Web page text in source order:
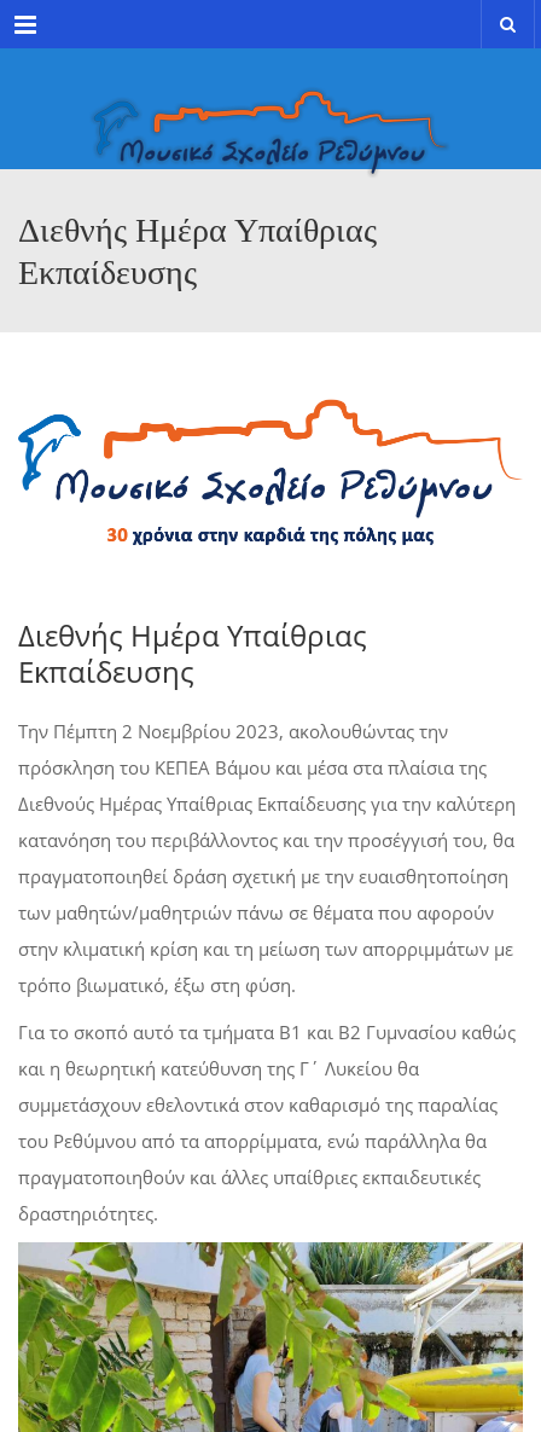
Menu
Διεθνής Ημέρα Υπαίθριας
Εκπαίδευσης
Διεθνής Ημέρα Υπαίθριας
Εκπαίδευσης
Την Πέμπτη 2 Νοεμβρίου 2023, ακολουθώντας την
πρόσκληση του ΚΕΠΕΑ Βάμου και μέσα στα πλαίσια της
Διεθνούς Ημέρας Υπαίθριας Εκπαίδευσης για την καλύτερη
κατανόηση του περιβάλλοντος και την προσέγγισή του, θα
πραγματοποιηθεί δράση σχετική με την ευαισθητοποίηση
των μαθητών/μαθητριών πάνω σε θέματα που αφορούν
στην κλιματική κρίση και τη μείωση των απορριμμάτων με
τρόπο βιωματικό, έξω στη φύση.
Για το σκοπό αυτό τα τμήματα Β1 και Β2 Γυμνασίου καθώς
και η θεωρητική κατεύθυνση της Γ΄ Λυκείου θα
συμμετάσχουν εθελοντικά στον καθαρισμό της παραλίας
του Ρεθύμνου από τα απορρίμματα, ενώ παράλληλα θα
πραγματοποιηθούν και άλλες υπαίθριες εκπαιδευτικές
δραστηριότητες.